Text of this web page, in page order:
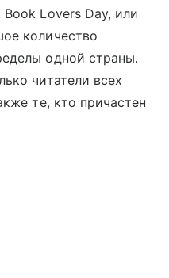
Lovers Day, или
количество
одной страны.
читатели всех
те, кто причастен